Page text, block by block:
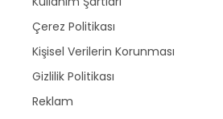
Çerez Politikası
Kişisel Verilerin Korunması
Gizlilik Politikası
Reklam